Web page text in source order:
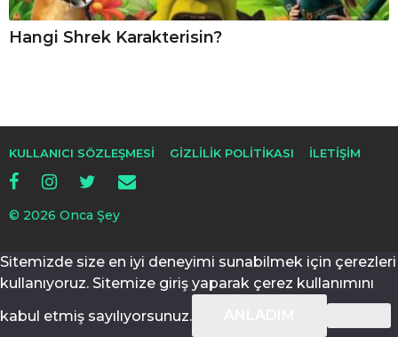
Hangi Shrek Karakterisin?
KULLANICI SÖZLEŞMESI GIZLILIK POLITIKASI İLETIŞIM
© 2026 Onca Şey
Sitemizde size en iyi deneyimi sunabilmek için çerezleri
kullanıyoruz. Sitemize giriş yaparak çerez kullanımını
kabul etmiş sayılıyorsunuz.